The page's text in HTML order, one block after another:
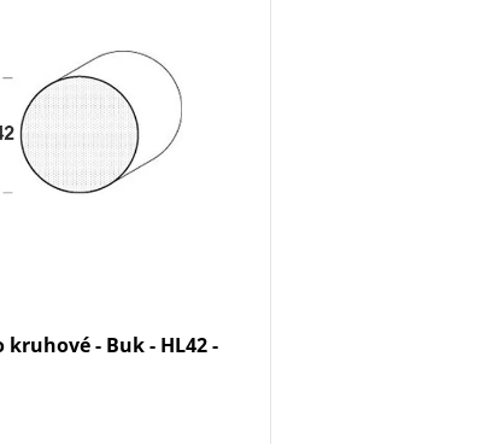
kruhové - Buk - HL42 -